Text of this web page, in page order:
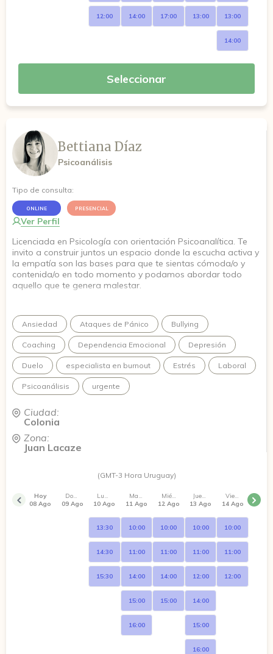
12:00 14:00 17:00 13:00 13:00
14:00
Seleccionar
Bettiana Díaz
Psicoanálisis
Tipo de consulta:
ONLINE PRESENCIAL
Ver Perfil
Licenciada en Psicología con orientación Psicoanalítica. Te
invito a construir juntos un espacio donde la escucha activa y
la empatía son las bases para que te sientas cómoda/o y
contenida/o en todo momento y podamos abordar todo
aquello que te genera malestar.
Ansiedad Ataques de Pánico Bullying
Coaching Dependencia Emocional Depresión
Duelo especialista en burnout Estrés Laboral
Psicoanálisis urgente
Ciudad:
Colonia
Zona:
Juan Lacaze
(GMT-3 Hora Uruguay)
Hoy
08 Ago
Domingo
09 Ago
Lunes
10 Ago
13:30
14:30
15:30
Martes
11 Ago
10:00
11:00
14:00
15:00
16:00
Miércoles
12 Ago
10:00
11:00
14:00
15:00
Jueves
13 Ago
10:00
11:00
12:00
14:00
15:00
16:00
Viernes
14 Ago
10:00
11:00
12:00